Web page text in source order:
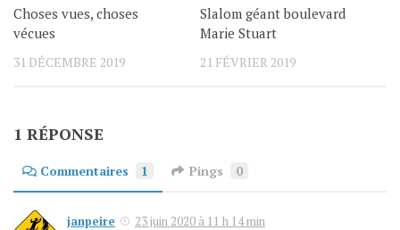
Choses vues, choses
vécues
31 DÉCEMBRE 2019
Slalom géant boulevard
Marie Stuart
21 FÉVRIER 2019
1 RÉPONSE
Commentaires 1 Pings 0
janpeire
23 juin 2020 à 11 h 14 min